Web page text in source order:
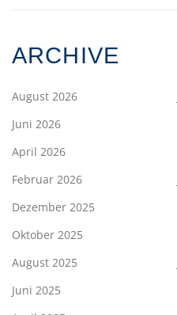
ARCHIVE
August 2026
Juni 2026
April 2026
Februar 2026
Dezember 2025
Oktober 2025
August 2025
Juni 2025